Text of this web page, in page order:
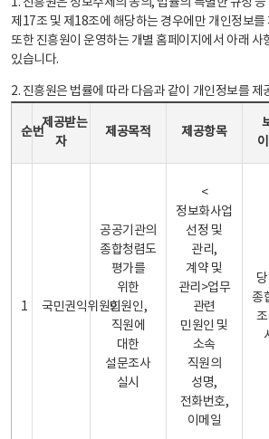
제17조 및 제18조에 해당하는 경우에만 개인정보를
또한 진흥원이 운영하는 개별 홈페이지에서 아래 사
있습니다.
2. 진흥원은 법률에 따라 다음과 같이 개인정보를 제
순번
제공받는
자
제공목적 제공항목
1 국민권익위원회
공공기관의
종합청렴도
평가를
위한
민원인,
직원에
대한
설문조사
실시
<
정보화사업
선정 및
관리,
계약 및
관리>업무
관련
민원인 및
소속
직원의
성명,
전화번호,
이메일
종